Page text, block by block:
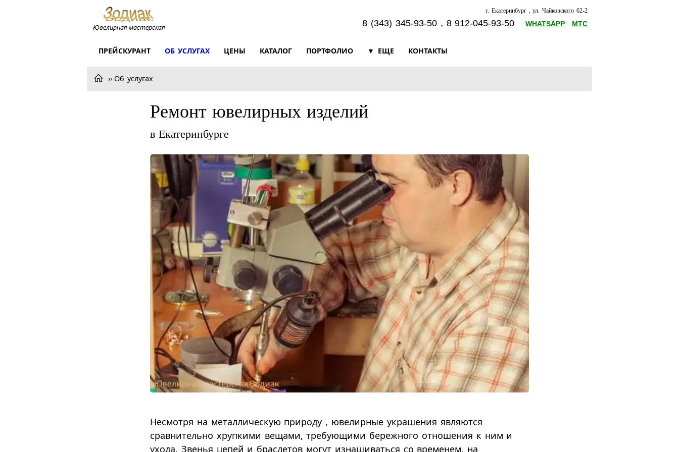
г. Екатеринбург , ул. Чайковского 62-2
8 (343) 345-93-50 , 8 912-045-93-50 WHATSAPP МТС
ПРЕЙСКУРАНТ ОБ УСЛУГАХ ЦЕНЫ КАТАЛОГ ПОРТФОЛИО ЕЩЕ КОНТАКТЫ
Об услугах
Ремонт ювелирных изделий
в Екатеринбурге
Несмотря на металлическую природу , ювелирные украшения являются
сравнительно хрупкими вещами, требующими бережного отношения к ним и
ухода. Звенья цепей и браслетов могут изнашиваться со временем, на